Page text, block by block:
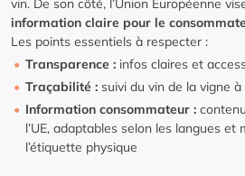
vin. De son côté, l’Union Européenne
information claire pour le
Les points essentiels à respecter :
Transparence : infos claires et
Traçabilité : suivi du vin de la vigne
Information consommateur :
l’UE, adaptables selon les langues et
l’étiquette physique